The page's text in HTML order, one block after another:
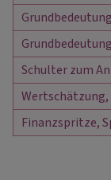
Schulter zum
Finanzspritze,